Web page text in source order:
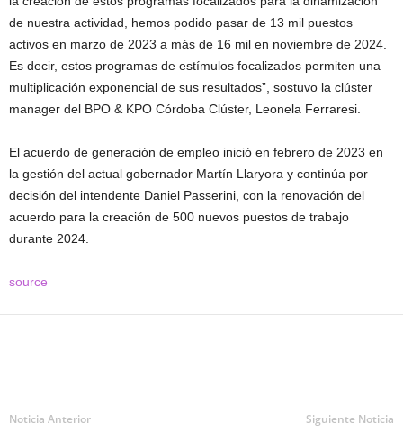
de nuestra actividad, hemos podido pasar de 13 mil puestos
activos en marzo de 2023 a más de 16 mil en noviembre de 2024.
Es decir, estos programas de estímulos focalizados permiten una
multiplicación exponencial de sus resultados”, sostuvo la clúster
manager del BPO & KPO Córdoba Clúster, Leonela Ferraresi.
El acuerdo de generación de empleo inició en febrero de 2023 en
la gestión del actual gobernador Martín Llaryora y continúa por
decisión del intendente Daniel Passerini, con la renovación del
acuerdo para la creación de 500 nuevos puestos de trabajo
durante 2024.
source
Noticia Anterior Siguiente Noticia